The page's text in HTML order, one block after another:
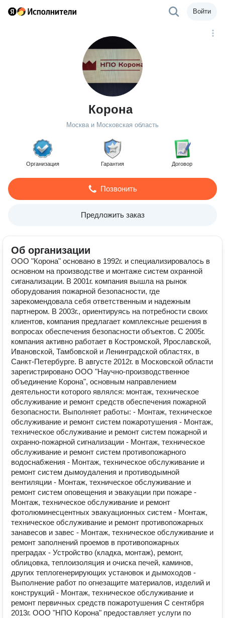
Войти
Корона
Москва и Московская область
Организация Гарантия Договор
Позвонить
Предложить заказ
Об организации
ООО "Корона" основано в 1992г. и специализировалось в
основном на производстве и монтаже систем охранной
сиганализации. В 2001г. компания вышла на рынок
оборудования пожарной безопасности, где
зарекомендовала себя ответственным и надежным
партнером. В 2003г., ориентируясь на потребности своих
клиентов, компания предлагает комплексные решения в
вопросах обеспечения безопасности объектов. С 2005г.
компания активно работает в Костромской, Ярославской,
Ивановской, Тамбовской и Ленинградской областях, в
Санкт-Петербурге. В августе 2012г. в Московской области
зарегистрировано ООО "Научно-производственное
объединение Корона", основным направлением
деятельности которого являлся: монтаж, техническое
обслуживание и ремонт средств обеспечения пожарной
безопасности. Выполняет работы: - Монтаж, техническое
обслуживание и ремонт систем пожаротушения - Монтаж,
техническое обслуживание и ремонт систем пожарной и
охранно-пожарной сигнализации - Монтаж, техническое
обслуживание и ремонт систем противопожарного
водоснабжения - Монтаж, техническое обслуживание и
ремонт систем дымоудаления и противодымной
вентиляции - Монтаж, техническое обслуживание и
ремонт систем оповещения и эвакуации при пожаре -
Монтаж, техническое обслуживание и ремонт
фотолюминесцентных эвакуационных систем - Монтаж,
техническое обслуживание и ремонт противопожарных
занавесов и завес - Монтаж, техническое обслуживание и
ремонт заполнений проемов в противопожарных
преградах - Устройство (кладка, монтаж), ремонт,
облицовка, теплоизоляция и очиска печей, каминов,
других теплогенерирующих установок и дымоходов -
Выполнение работ по огнезащите материалов, изделий и
конструкций - Монтаж, техническое обслуживание и
ремонт первичных средств пожаротушения С сентября
2013г. ООО "НПО Корона" предоставляет услуги по